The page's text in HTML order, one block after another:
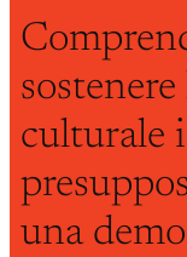
culturale
una